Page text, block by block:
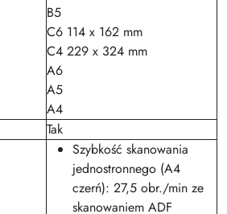
B5
C6 114 x 162 mm
C4 229 x 324 mm
A6
A5
A4
Tak
Szybkość skanowania
jednostronnego (A4
czerń): 27,5 obr./min ze
skanowaniem ADF